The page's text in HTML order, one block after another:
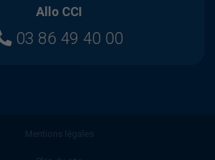
Allo CCI
03 86 49 40 00
Mentions légales